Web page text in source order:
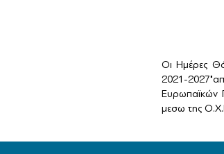
Οι Ημέρες
2021-
Ευρωπαϊκών
μεσω της